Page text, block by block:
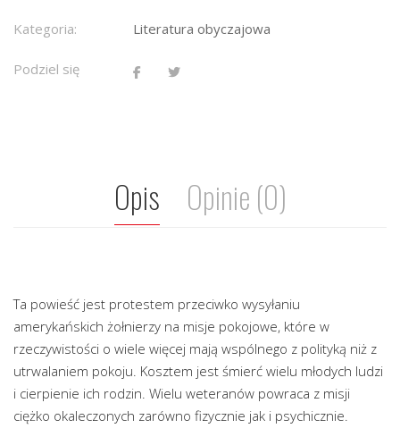
Kategoria: Literatura obyczajowa
Podziel się
Opis Opinie (0)
Ta powieść jest protestem przeciwko wysyłaniu
amerykańskich żołnierzy na misje pokojowe, które w
rzeczywistości o wiele więcej mają wspólnego z polityką niż z
utrwalaniem pokoju. Kosztem jest śmierć wielu młodych ludzi
i cierpienie ich rodzin. Wielu weteranów powraca z misji
ciężko okaleczonych zarówno fizycznie jak i psychicznie.